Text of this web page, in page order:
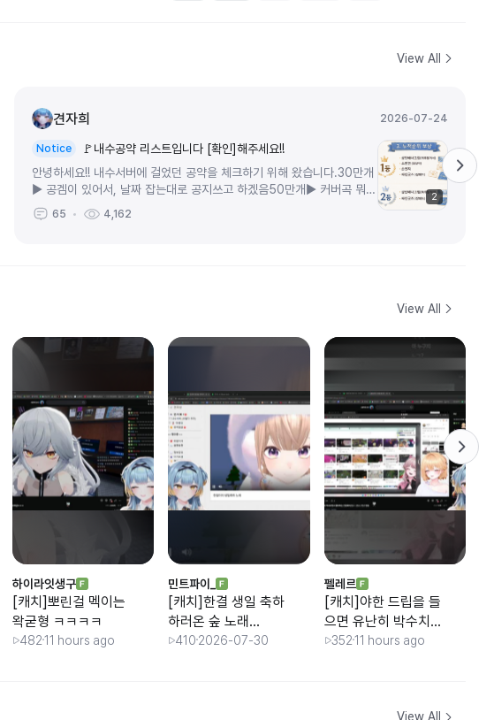
View All
견자희 2026-07-24
Notice
🚩내수공약 리스트입니다 [확인]해주세요!!
안녕하세요!! 내수서버에 걸었던 공약을 체크하기 위해 왔습니다.30만개
▶ 공겜이 있어서, 날짜 잡는대로 공지쓰고 하겠음50만개▶ 커버곡 뭐가
좋은지 같이 이야기하고, 전데는 24시...
65 4,162
2
View All
하이라잇생구
[캐치]뽀린걸 멕이는
왁굳형 ㅋㅋㅋㅋ
48211 hours ago
민트파이_
[캐치]한결 생일 축하
하러온 숲 노래
GOAT / 견자희님 반
4102026-07-30
펠레르
[캐치]야한 드립을 들
으면 유난히 박수치
면서 좋아하는 민결
35211 hours ago
View All